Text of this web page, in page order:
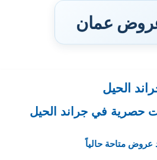
عمان
الحيل
في جراند الحيل
عروض متاحة حالياً